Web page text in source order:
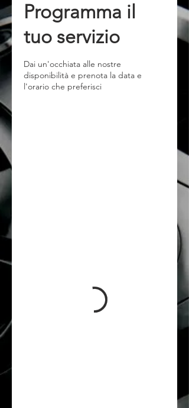
Programma il
tuo servizio
Dai un'occhiata alle nostre
disponibilità e prenota la data e
l'orario che preferisci